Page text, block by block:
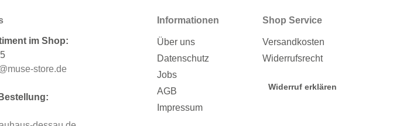
im Shop:
store.de
Informationen
Über uns
Datenschutz
Jobs
AGB
Impressum
Shop Service
Versandkosten
Widerrufsrecht
Widerruf erklären